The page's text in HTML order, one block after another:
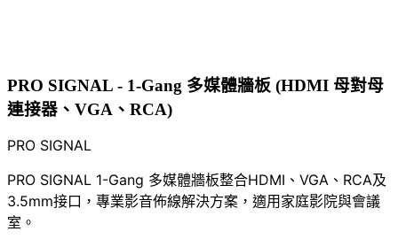
PRO SIGNAL - 1-Gang 多媒體牆板 (HDMI 母對母
連接器、VGA、RCA)
PRO SIGNAL
PRO SIGNAL 1-Gang 多媒體牆板整合HDMI、VGA、RCA及
3.5mm接口，專業影音佈線解決方案，適用家庭影院與會議
室。